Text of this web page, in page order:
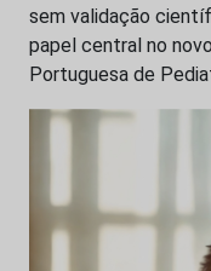
sem validação
papel central no
Portuguesa de